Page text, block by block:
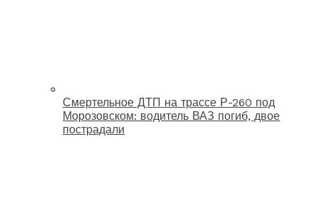
Смертельное ДТП на трассе Р-260 под
Морозовском: водитель ВАЗ погиб, двое
пострадали